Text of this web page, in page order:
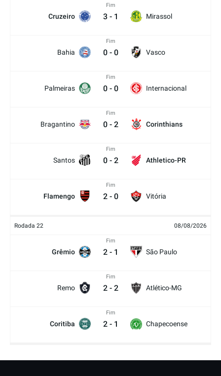
Cruzeiro
Fim
3 - 1 Mirassol
Bahia
Fim
0 - 0 Vasco
Palmeiras
Fim
0 - 0 Internacional
Bragantino
Fim
0 - 2 Corinthians
Santos
Fim
0 - 2 Athletico-PR
Flamengo
Fim
2 - 0 Vitória
Rodada 22 08/08/2026
Grêmio
Fim
2 - 1 São Paulo
Remo
Fim
2 - 2 Atlético-MG
Coritiba
Fim
2 - 1 Chapecoense